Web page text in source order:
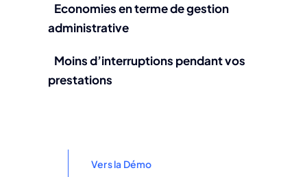
Economies en terme de gestion
administrative
Moins d’interruptions pendant vos
prestations
Vers la Démo